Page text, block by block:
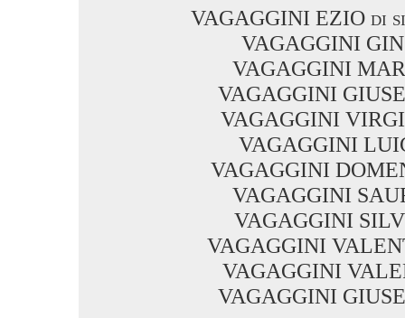
VAGAGGINI EZIO di
VAGAGGINI
VAGAGGINI
VAGAGGINI
VAGAGGINI
VAGAGGINI
VAGAGGINI
VAGAGGINI
VAGAGGINI
VAGAGGINI
VAGAGGINI
VAGAGGINI